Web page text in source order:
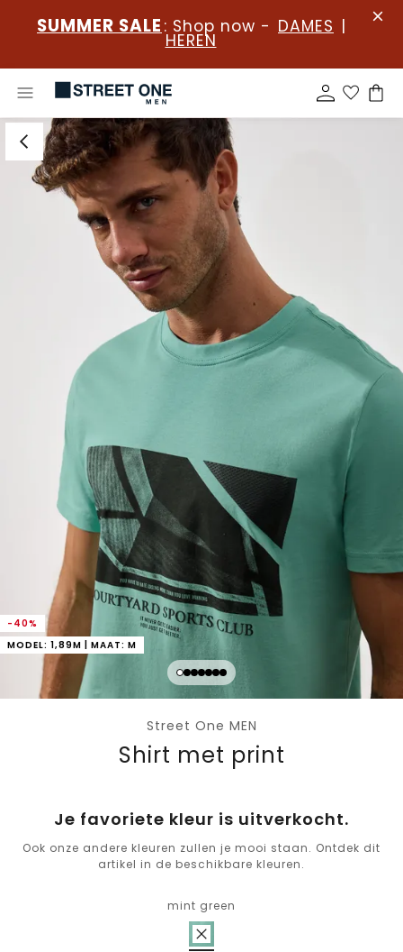
SUMMER SALE : Shop now - DAMES |
HEREN
-40%
MODEL: 1,89M | MAAT: M
Street One MEN
Shirt met print
Je favoriete kleur is uitverkocht.
Ook onze andere kleuren zullen je mooi staan. Ontdek dit
artikel in de beschikbare kleuren.
mint green